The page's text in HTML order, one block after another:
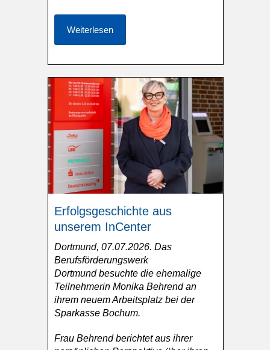
Weiterlesen
Erfolgsgeschichte aus
unserem InCenter
Dortmund, 07.07.2026. Das
Berufsförderungswerk
Dortmund besuchte die ehemalige
Teilnehmerin Monika Behrend an
ihrem neuem Arbeitsplatz bei der
Sparkasse Bochum.
Frau Behrend berichtet aus ihrer